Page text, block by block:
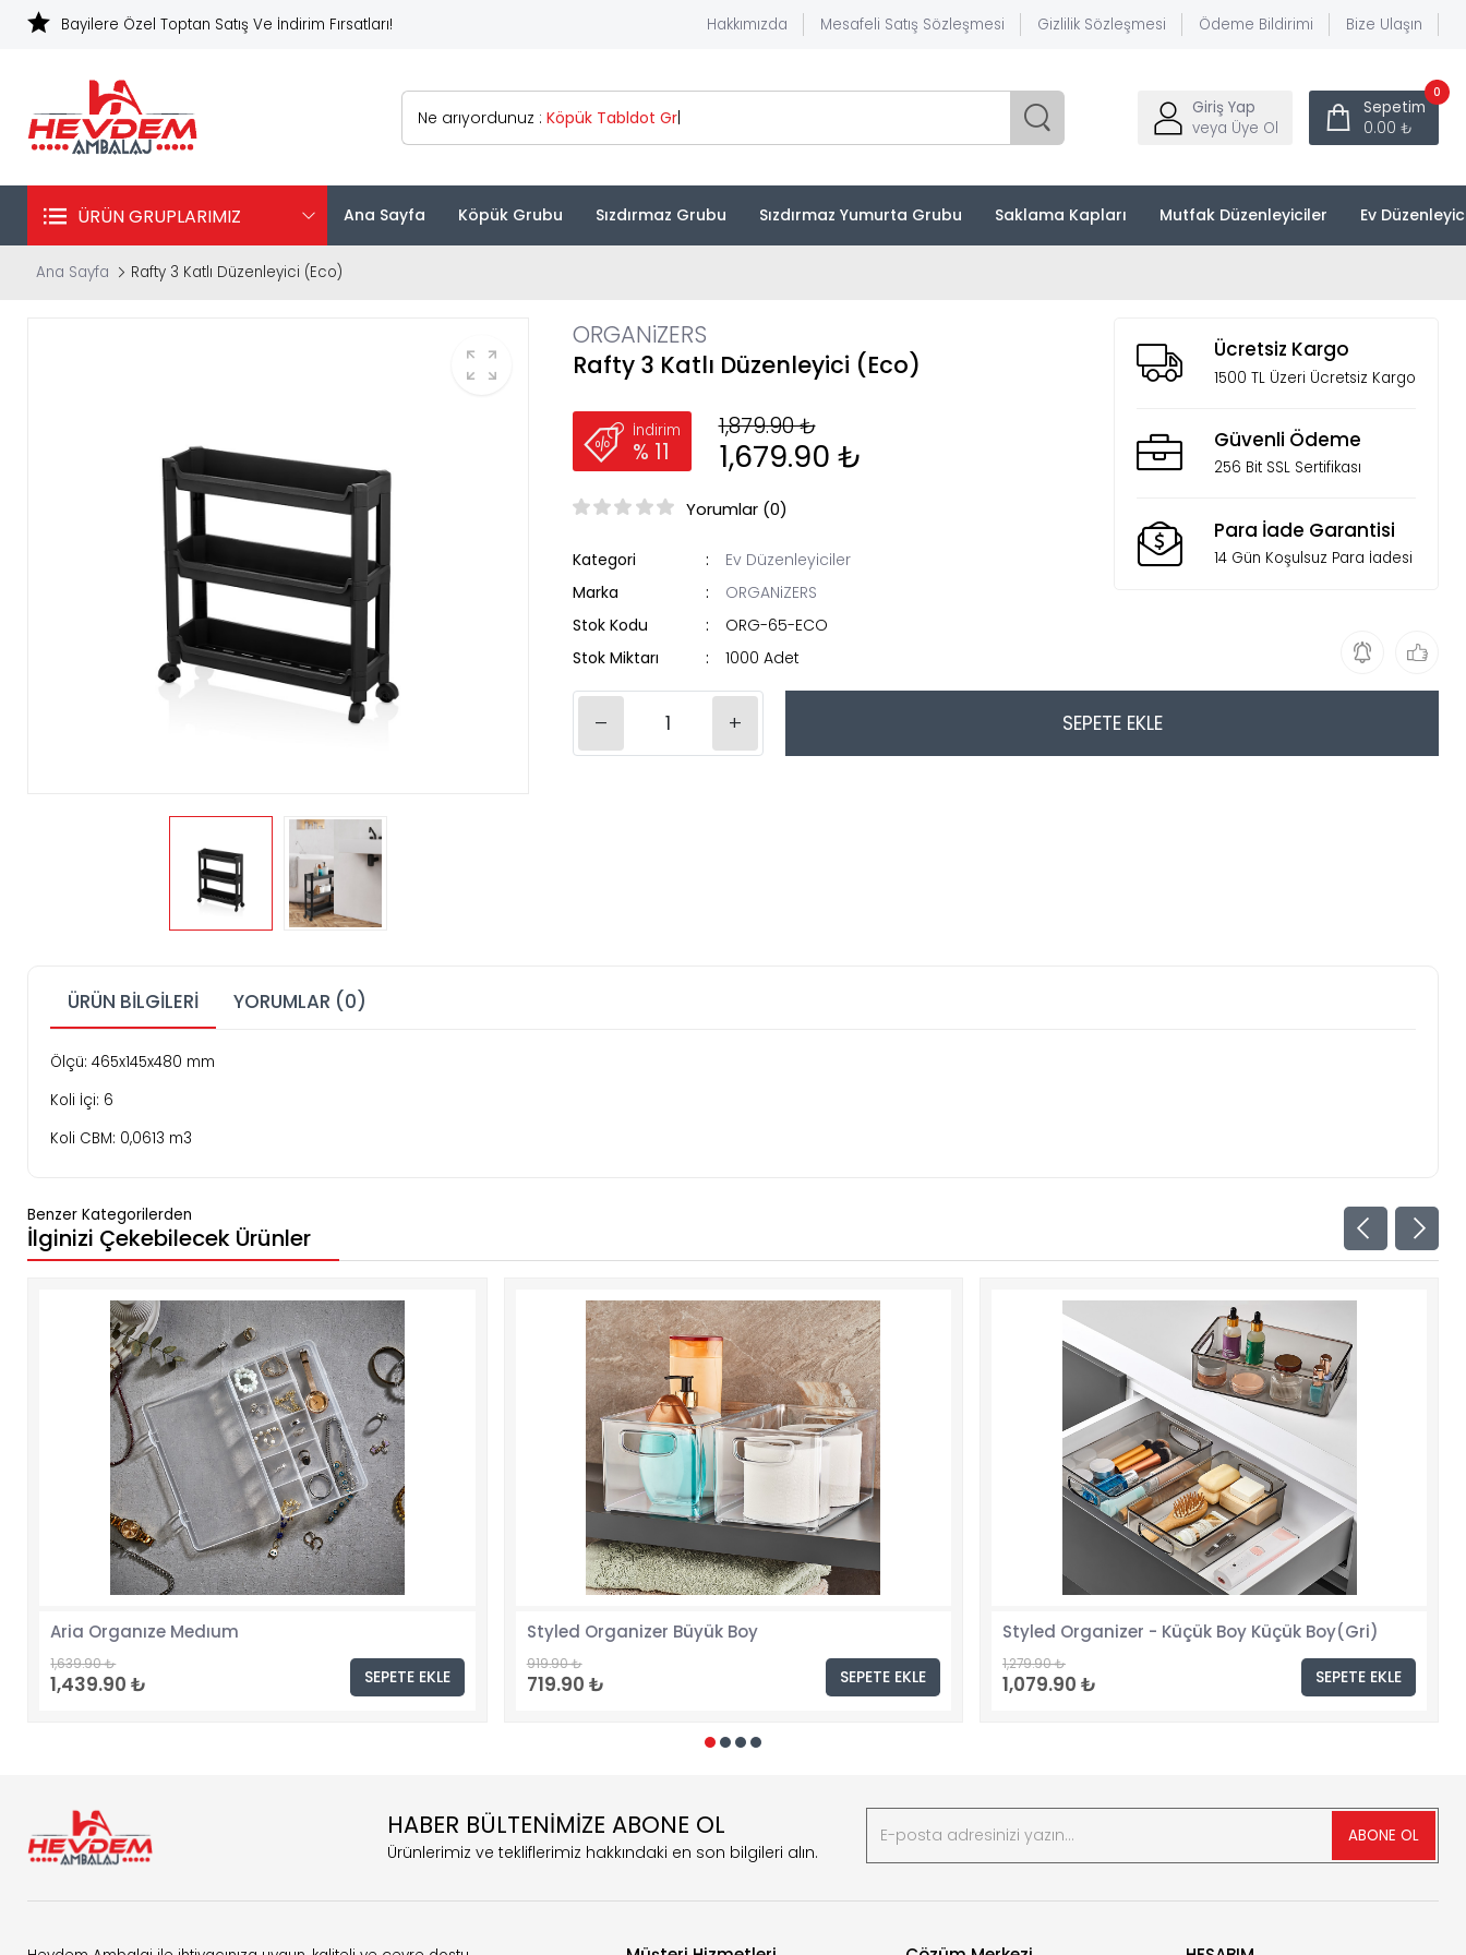
Bayilere Özel Toptan Satış Ve İndirim Fırsatları! Hakkımızda Mesafeli Satış Sözleşmesi Gizlilik Sözleşmesi Ödeme Bildirimi Bize Ulaşın
Ne arıyordunuz : Köpük |
Giriş Yap
veya Üye Ol
Sepetim
0.00 ₺
0
ÜRÜN GRUPLARIMIZ Ana Sayfa Köpük Grubu Sızdırmaz Grubu Sızdırmaz Yumurta Grubu Saklama Kapları Mutfak Düzenleyiciler Ev
Ana Sayfa Rafty 3 Katlı Düzenleyici (Eco)
ORGANiZERS
Rafty 3 Katlı Düzenleyici (Eco)
İndirim
% 11
1,879.90 ₺
1,679.90 ₺
Yorumlar (0)
Kategori
Ev Düzenleyiciler
Marka
ORGANiZERS
Stok Kodu
ORG-65-ECO
Stok Miktarı
1000 Adet
Ücretsiz Kargo
1500 TL Üzeri Ücretsiz Kargo
Güvenli Ödeme
256 Bit SSL Sertifikası
Para İade Garantisi
14 Gün Koşulsuz Para İadesi
– + SEPETE EKLE
ÜRÜN BILGILERI YORUMLAR (0)
Ölçü: 465x145x480 mm
Koli İçi: 6
Koli CBM: 0,0613 m3
Benzer Kategorilerden
İlginizi Çekebilecek Ürünler
Aria Organıze Medıum
1,639.90 ₺
1,439.90 ₺ SEPETE EKLE
Styled Organizer Büyük Boy
919.90 ₺
719.90 ₺ SEPETE EKLE
Styled Organizer - Küçük Boy Küçük Boy(Gri)
1,279.90 ₺
1,079.90 ₺ SEPETE EKLE
HABER BÜLTENİMİZE ABONE OL
Ürünlerimiz ve tekliflerimiz hakkındaki en son bilgileri alın.
ABONE OL